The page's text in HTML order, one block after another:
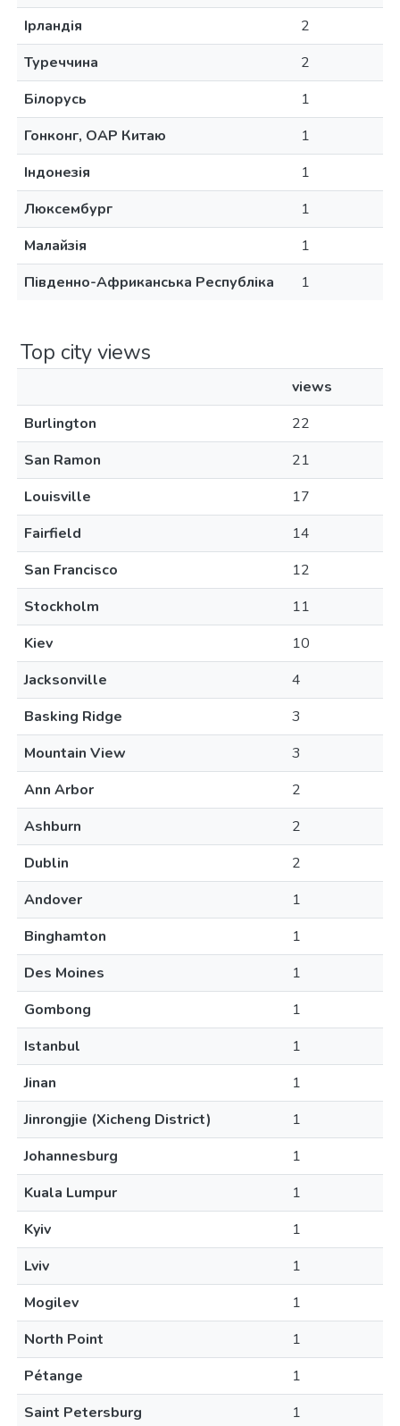
Ірландія
2
Туреччина
2
Білорусь
1
Гонконг, ОАР Китаю
1
Індонезія
1
Люксембург
1
Малайзія
1
Південно-Африканська Республіка
1
Top city views
views
Burlington
22
San Ramon
21
Louisville
17
Fairfield
14
San Francisco
12
Stockholm
11
Kiev
10
Jacksonville
4
Basking Ridge
3
Mountain View
3
Ann Arbor
2
Ashburn
2
Dublin
2
Andover
1
Binghamton
1
Des Moines
1
Gombong
1
Istanbul
1
Jinan
1
Jinrongjie (Xicheng District)
1
Johannesburg
1
Kuala Lumpur
1
Kyiv
1
Lviv
1
Mogilev
1
North Point
1
Pétange
1
Saint Petersburg
1